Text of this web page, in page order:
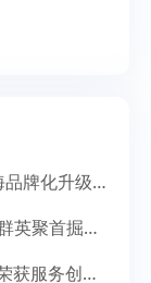
Shoptop代建站案例 | 津达线缆的出海品牌化升级之道
Shoptop杭州行|西湖茶话共商出海，群英聚首掘金未来
星球奖2022 获奖名单揭晓，Shoptop荣获服务创新奖！